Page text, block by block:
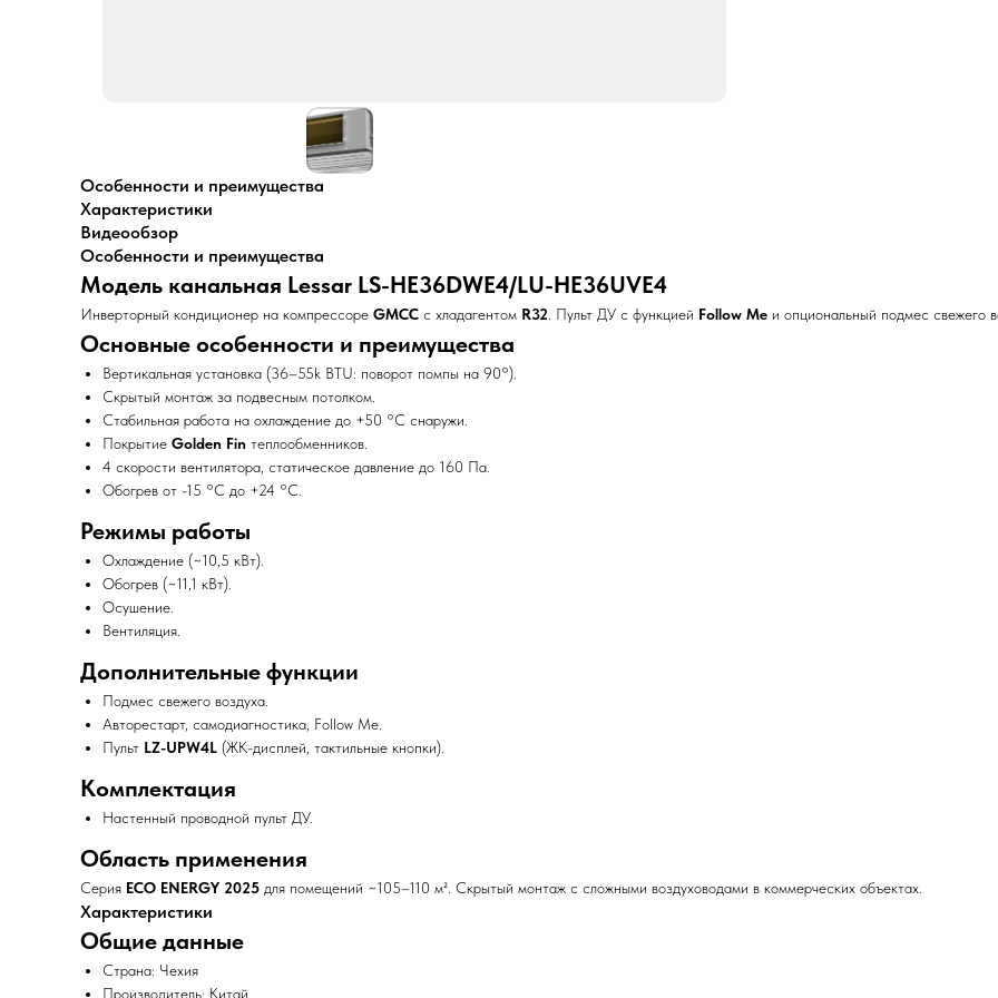
Особенности и преимущества
Характеристики
Видеообзор
Особенности и преимущества
Модель канальная Lessar LS-HE36DWE4/LU-HE36UVE4
Инверторный кондиционер на компрессоре GMCC с хладагентом R32 . Пульт ДУ с функцией Follow Me и опциональный подмес свежего
Основные особенности и преимущества
Вертикальная установка (36–55k BTU: поворот помпы на 90°).
Скрытый монтаж за подвесным потолком.
Стабильная работа на охлаждение до +50 °C снаружи.
Покрытие Golden Fin теплообменников.
4 скорости вентилятора, статическое давление до 160 Па.
Обогрев от -15 °C до +24 °C.
Режимы работы
Охлаждение (~10,5 кВт).
Обогрев (~11,1 кВт).
Осушение.
Вентиляция.
Дополнительные функции
Подмес свежего воздуха.
Авторестарт, самодиагностика, Follow Me.
Пульт LZ-UPW4L (ЖК-дисплей, тактильные кнопки).
Комплектация
Настенный проводной пульт ДУ.
Область применения
Серия ECO ENERGY 2025 для помещений ~105–110 м². Скрытый монтаж с сложными воздуховодами в коммерческих объектах.
Характеристики
Общие данные
Страна: Чехия
Производитель: Китай